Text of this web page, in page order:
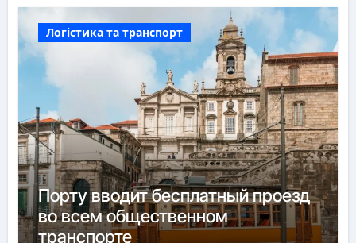
Логістика та транспорт
Порту вводит бесплатный проезд
во всем общественном
транспорте